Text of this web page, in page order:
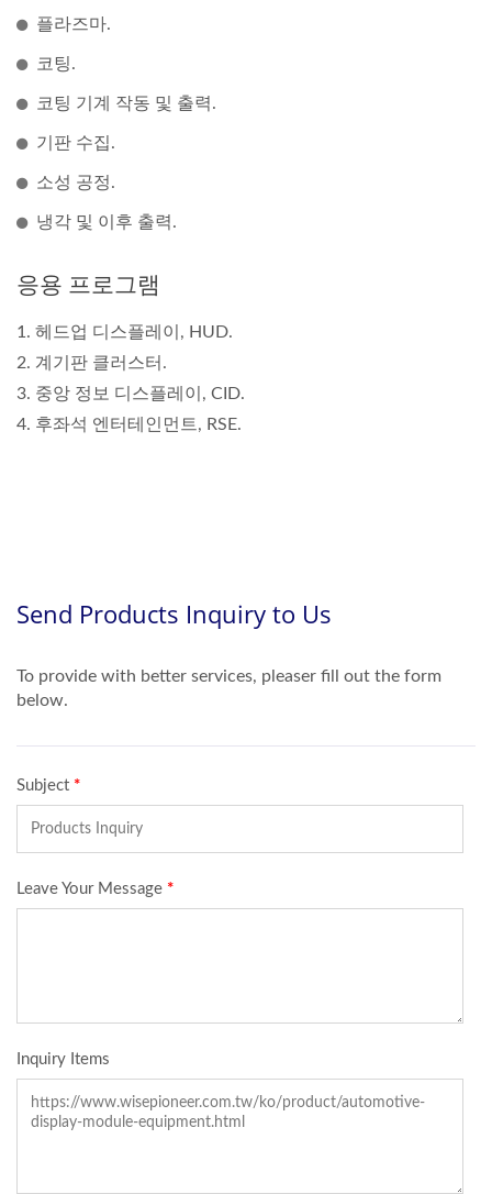
플라즈마.
코팅.
코팅 기계 작동 및 출력.
기판 수집.
소성 공정.
냉각 및 이후 출력.
응용 프로그램
1. 헤드업 디스플레이, HUD.
2. 계기판 클러스터.
3. 중앙 정보 디스플레이, CID.
4. 후좌석 엔터테인먼트, RSE.